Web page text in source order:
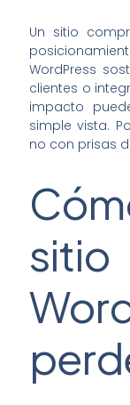
Un sitio
WordPress
clientes o
impacto
simple vista.
no con prisas